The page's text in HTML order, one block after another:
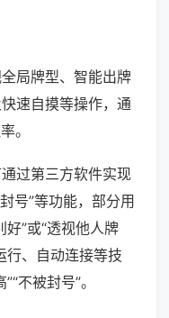
局牌型、智能出牌
速自摸等操作，通
。
过第三方软件实现
号”等功能，部分用
”或“透视他人牌
行、自动连接等技
不被封号”。